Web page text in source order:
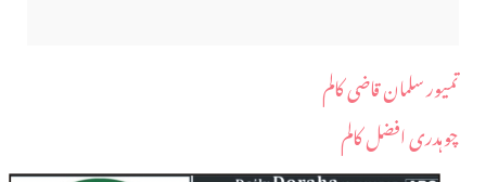
تمیور سلمان قاضی کالم
چوہدری افضل کالم